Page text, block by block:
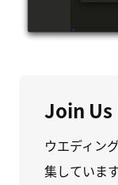
Join Us
ウエディン
集していま